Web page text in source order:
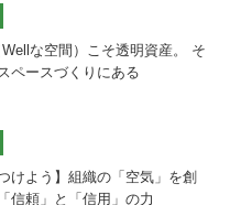
な空間）こそ透明資産。 そ
ペースづくりにある
けよう】組織の「空気」を創
信頼」と「信用」の力